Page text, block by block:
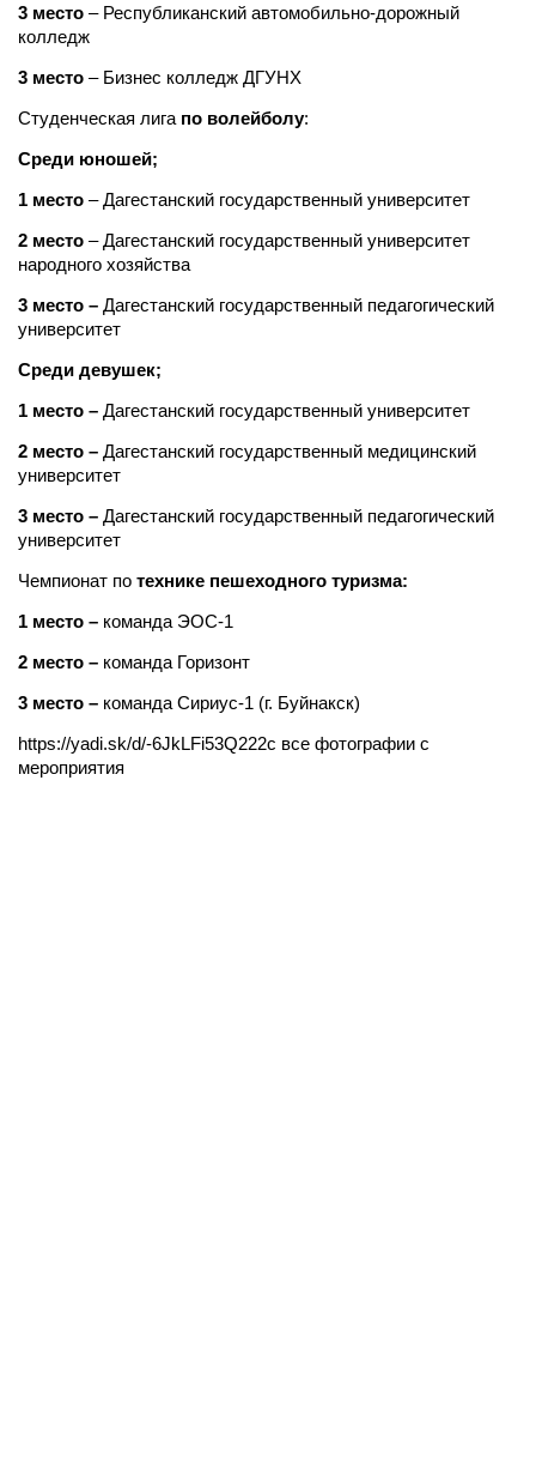
3 место – Республиканский автомобильно-дорожный
колледж
3 место – Бизнес колледж ДГУНХ
Студенческая лига по волейболу:
Среди юношей;
1 место – Дагестанский государственный университет
2 место – Дагестанский государственный университет
народного хозяйства
3 место – Дагестанский государственный педагогический
университет
Среди девушек;
1 место – Дагестанский государственный университет
2 место – Дагестанский государственный медицинский
университет
3 место – Дагестанский государственный педагогический
университет
Чемпионат по технике пешеходного туризма:
1 место – команда ЭОС-1
2 место – команда Горизонт
3 место – команда Сириус-1 (г. Буйнакск)
https://yadi.sk/d/-6JkLFi53Q222c все фотографии с
мероприятия